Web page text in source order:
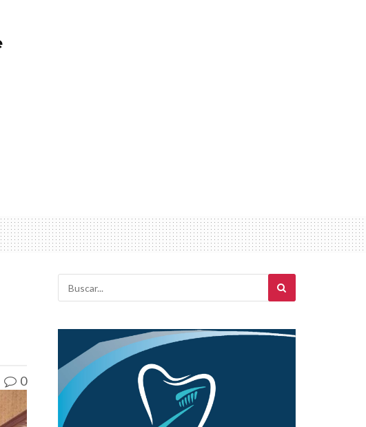
0